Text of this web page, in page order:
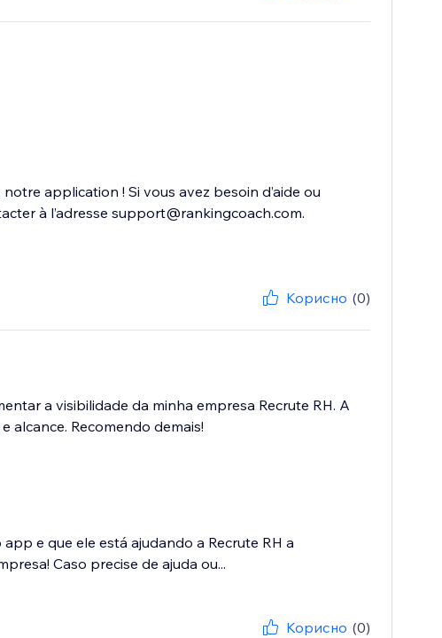
application ! Si vous avez besoin d’aide ou
à l’adresse support@rankingcoach.com.
Корисно (0)
a visibilidade da minha empresa Recrute RH. A
alcance. Recomendo demais!
e que ele está ajudando a Recrute RH a
Caso precise de ajuda ou...
Корисно (0)